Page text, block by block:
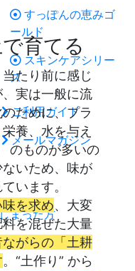
すっぽんの恵みゴ
ールド
スキンケアシリー
ズ
ご利用ガイド
メールマガジン
まった方
育てる
当たり前に感じ
実は一般に流
ために、プラ
養、水を与え
のものが多いの
いため、味が
います。
を求め、大変
を混ぜた大量
ながらの「土耕
。“土作り” から